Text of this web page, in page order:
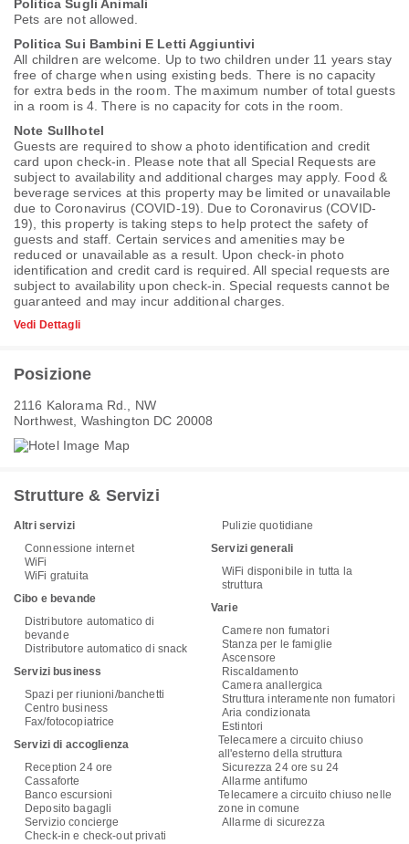
Politica Sugli Animali
Pets are not allowed.
Politica Sui Bambini E Letti Aggiuntivi
All children are welcome. Up to two children under 11 years stay
free of charge when using existing beds. There is no capacity
for extra beds in the room. The maximum number of total guests
in a room is 4. There is no capacity for cots in the room.
Note Sullhotel
Guests are required to show a photo identification and credit
card upon check-in. Please note that all Special Requests are
subject to availability and additional charges may apply. Food &
beverage services at this property may be limited or unavailable
due to Coronavirus (COVID-19). Due to Coronavirus (COVID-
19), this property is taking steps to help protect the safety of
guests and staff. Certain services and amenities may be
reduced or unavailable as a result. Upon check-in photo
identification and credit card is required. All special requests are
subject to availability upon check-in. Special requests cannot be
guaranteed and may incur additional charges.
Vedi Dettagli
Posizione
2116 Kalorama Rd., NW
Northwest, Washington DC 20008
Strutture & Servizi
Altri servizi
Connessione internet
WiFi
WiFi gratuita
Cibo e bevande
Distributore automatico di
bevande
Distributore automatico di snack
Servizi business
Spazi per riunioni/banchetti
Centro business
Fax/fotocopiatrice
Servizi di accoglienza
Reception 24 ore
Cassaforte
Banco escursioni
Deposito bagagli
Servizio concierge
Check-in e check-out privati
Pulizie quotidiane
Servizi generali
WiFi disponibile in tutta la
struttura
Varie
Camere non fumatori
Stanza per le famiglie
Ascensore
Riscaldamento
Camera anallergica
Struttura interamente non fumatori
Aria condizionata
Estintori
Telecamere a circuito chiuso
all'esterno della struttura
Sicurezza 24 ore su 24
Allarme antifumo
Telecamere a circuito chiuso nelle
zone in comune
Allarme di sicurezza